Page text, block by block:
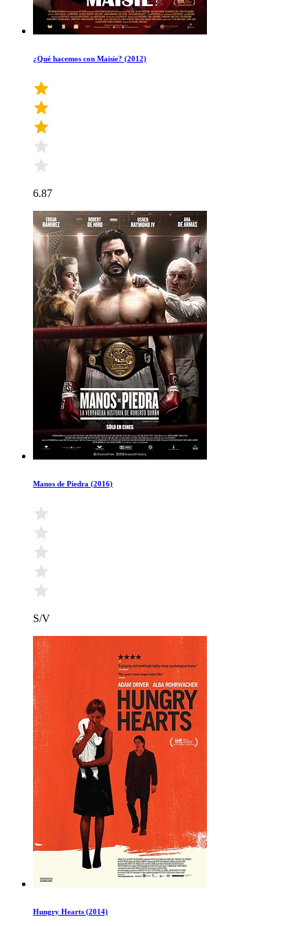
¿Qué hacemos con Maisie? (2012)
6.87
Manos de Piedra (2016)
S/V
Hungry Hearts (2014)